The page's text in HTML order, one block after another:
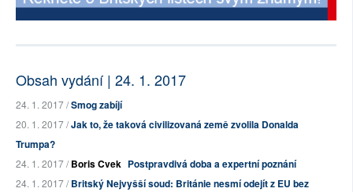
Obsah vydání | 24. 1. 2017
24. 1. 2017 /Smog zabíjí
20. 1. 2017 /Jak to, že taková civilizovaná země zvolila Donalda
Trumpa?
24. 1. 2017 /Boris Cvek Postpravdivá doba a expertní poznání
24. 1. 2017 /Britský Nejvyšší soud: Británie nesmí odejít z EU bez